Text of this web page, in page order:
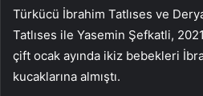
Türkücü İbrahim Tatlıses ve
Tatlıses ile Yasemin Şefkatli,
çift ocak ayında ikiz bebekleri
kucaklarına almıştı.